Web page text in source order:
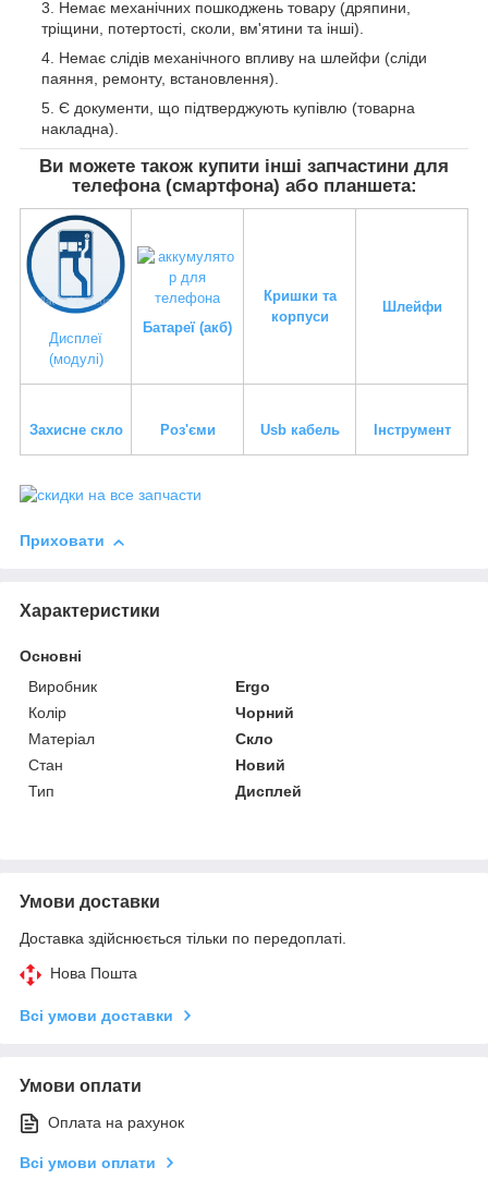
Немає механічних пошкоджень товару (дряпини,
тріщини, потертості, сколи, вм'ятини та інші).
Немає слідів механічного впливу на шлейфи (сліди
паяння, ремонту, встановлення).
Є документи, що підтверджують купівлю (товарна
накладна).
Ви можете також купити інші запчастини для
телефона (смартфона) або планшета:
Дисплеї
(модулі)
Батареї (акб)
Кришки та
корпуси
Шлейфи
Захисне скло Роз'єми Usb кабель Інструмент
Приховати
Характеристики
Основні
Виробник
Ergo
Колір
Чорний
Матеріал
Скло
Стан
Новий
Тип
Дисплей
Умови доставки
Доставка здійснюється тільки по передоплаті.
Нова Пошта
Всі умови доставки
Умови оплати
Оплата на рахунок
Всі умови оплати